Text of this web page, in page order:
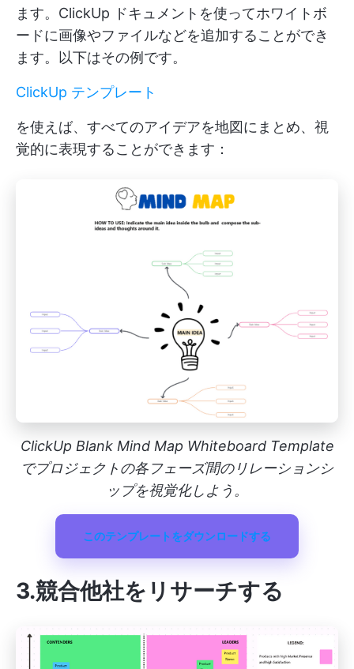
ます。ClickUp ドキュメントを使ってホワイトボ
ードに画像やファイルなどを追加することができ
ます。以下はその例です。
ClickUp テンプレート
を使えば、すべてのアイデアを地図にまとめ、視
覚的に表現することができます：
ClickUp Blank Mind Map Whiteboard Template
でプロジェクトの各フェーズ間のリレーションシ
ップを視覚化しよう。
このテンプレートをダウンロードする
3.競合他社をリサーチする